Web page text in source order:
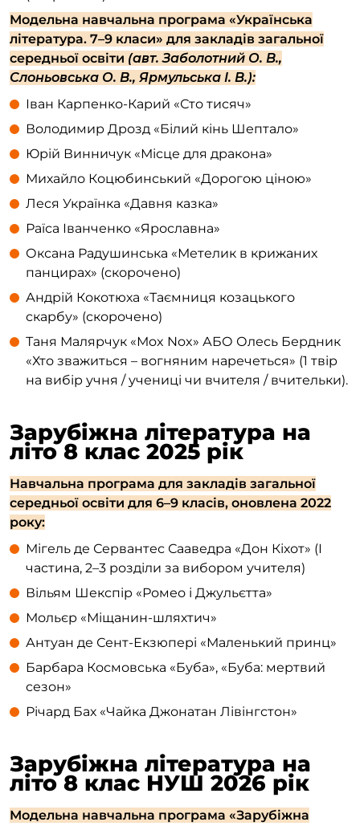
Модельна навчальна програма «Українська
література. 7–9 класи» для закладів загальної
середньої освіти (авт. Заболотний О. В.,
Слоньовська О. В., Ярмульська І. В.):
Іван Карпенко-Карий «Сто тисяч»
Володимир Дрозд «Білий кінь Шептало»
Юрій Винничук «Місце для дракона»
Михайло Коцюбинський «Дорогою ціною»
Леся Українка «Давня казка»
Раїса Іванченко «Ярославна»
Оксана Радушинська «Метелик в крижаних
панцирах» (скорочено)
Андрій Кокотюха «Таємниця козацького
скарбу» (скорочено)
Таня Малярчук «Мox Nox» АБО Олесь Бердник
«Хто зважиться – вогняним наречеться» (1 твір
на вибір учня / учениці чи вчителя / вчительки).
Зарубіжна література на
літо 8 клас 2025 рік
Навчальна програма для закладів загальної
середньої освіти для 6–9 класів, оновлена 2022
року:
Мігель де Сервантес Сааведра «Дон Кіхот» (І
частина, 2–3 розділи за вибором учителя)
Вільям Шекспір «Ромео і Джульєтта»
Мольєр «Міщанин-шляхтич»
Антуан де Сент-Екзюпері «Маленький принц»
Барбара Космовська «Буба», «Буба: мертвий
сезон»
Річард Бах «Чайка Джонатан Лівінгстон»
Зарубіжна література на
літо 8 клас НУШ 2026 рік
Модельна навчальна програма «Зарубіжна